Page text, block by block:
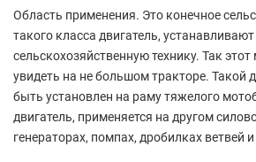
Область применения. Это конечное
такого класса двигатель,
сельскохозяйственную технику. Так
увидеть на не большом тракторе. Такой
быть установлен на раму тяжелого
двигатель, применяется на другом
генераторах, помпах, дробилках ветвей и